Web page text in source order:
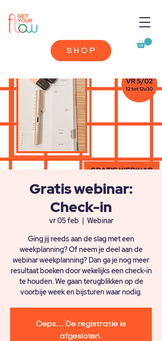
SHOP
Gratis webinar:
Check-in
vr 05 feb
  |
Webinar
Ging jij reeds aan de slag met een
weekplanning? Of neem je deel aan de
webinar weekplanning? Dan ga je nog meer
resultaat boeken door wekelijks een check-in
te houden. We gaan terugblikken op de
voorbije week en bijsturen waar nodig.
Oeps... De registratie is
afgesloten.